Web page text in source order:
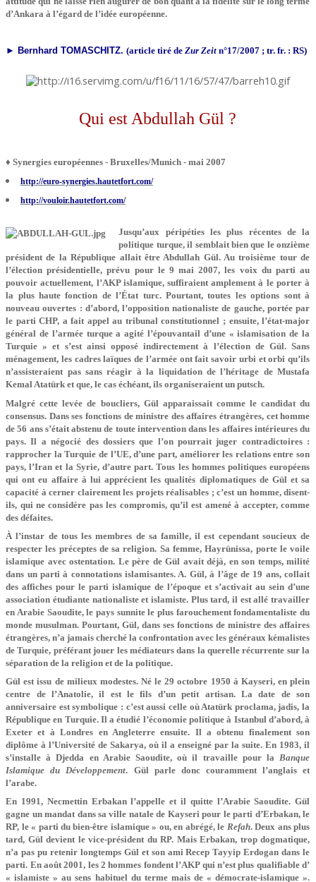
d’Ankara à l’égard de l’idée européenne.
► Bernhard TOMASCHITZ.(article tiré deZur Zeit n°17/2007 ; tr. fr. : RS)
Qui est Abdullah Gül ?
♦ Synergies européennes - Bruxelles/Munich - mai 2007
http://euro-synergies.hautetfort.com/
http://vouloir.hautetfort.com/
Jusqu’aux péripéties les plus récentes de la
politique turque, il semblait bien que le onzième
président de la République allait être Abdullah Gül. Au troisième tour de
l’élection présidentielle, prévu pour le 9 mai 2007, les voix du parti au
pouvoir actuellement, l’AKP islamique, suffiraient amplement à le porter à
la plus haute fonction de l’État turc. Pourtant, toutes les options sont à
nouveau ouvertes : d’abord, l’opposition nationaliste de gauche, portée par
le parti CHP, a fait appel au tribunal constitutionnel ; ensuite, l’état-major
général de l’armée turque a agité l’épouvantail d’une « islamisation de la
Turquie » et s’est ainsi opposé indirectement à l’élection de Gül. Sans
ménagement, les cadres laïques de l’armée ont fait savoir urbi et orbi qu’ils
n’assisteraient pas sans réagir à la liquidation de l’héritage de Mustafa
Kemal Atatürk et que, le cas échéant, ils organiseraient un putsch.
Malgré cette levée de boucliers, Gül apparaissait comme le candidat du
consensus. Dans ses fonctions de ministre des affaires étrangères, cet homme
de 56 ans s’était abstenu de toute intervention dans les affaires intérieures du
pays. Il a négocié des dossiers que l’on pourrait juger contradictoires :
rapprocher la Turquie de l’UE, d’une part, améliorer les relations entre son
pays, l’Iran et la Syrie, d’autre part. Tous les hommes politiques européens
qui ont eu affaire à lui apprécient les qualités diplomatiques de Gül et sa
capacité à cerner clairement les projets réalisables ; c’est un homme, disent-
ils, qui ne considère pas les compromis, qu’il est amené à accepter, comme
des défaites.
À l’instar de tous les membres de sa famille, il est cependant soucieux de
respecter les préceptes de sa religion. Sa femme, Hayrünissa, porte le voile
islamique avec ostentation. Le père de Gül avait déjà, en son temps, milité
dans un parti à connotations islamisantes. A. Gül, à l’âge de 19 ans, collait
des affiches pour le parti islamique de l’époque et s’activait au sein d’une
association étudiante nationaliste et islamiste. Plus tard, il est allé travailler
en Arabie Saoudite, le pays sunnite le plus farouchement fondamentaliste du
monde musulman. Pourtant, Gül, dans ses fonctions de ministre des affaires
étrangères, n’a jamais cherché la confrontation avec les généraux kémalistes
de Turquie, préférant jouer les médiateurs dans la querelle récurrente sur la
séparation de la religion et de la politique.
Gül est issu de milieux modestes. Né le 29 octobre 1950 à Kayseri, en plein
centre de l’Anatolie, il est le fils d’un petit artisan. La date de son
anniversaire est symbolique : c’est aussi celle où Atatürk proclama, jadis, la
République en Turquie. Il a étudié l’économie politique à Istanbul d’abord, à
Exeter et à Londres en Angleterre ensuite. Il a obtenu finalement son
diplôme à l’Université de Sakarya, où il a enseigné par la suite. En 1983, il
s’installe à Djedda en Arabie Saoudite, où il travaille pour la Banque
Islamique du Développement. Gül parle donc couramment l’anglais et
l’arabe.
En 1991, Necmettin Erbakan l’appelle et il quitte l’Arabie Saoudite. Gül
gagne un mandat dans sa ville natale de Kayseri pour le parti d’Erbakan, le
RP, le « parti du bien-être islamique » ou, en abrégé, le Refah. Deux ans plus
tard, Gül devient le vice-président du RP. Mais Erbakan, trop dogmatique,
n’a pas pu retenir longtemps Gül et son ami Recep Tayyip Erdogan dans le
parti. En août 2001, les 2 hommes fondent l’AKP qui n’est plus qualifiable d’
« islamiste » au sens habituel du terme mais de « démocrate-islamique ».